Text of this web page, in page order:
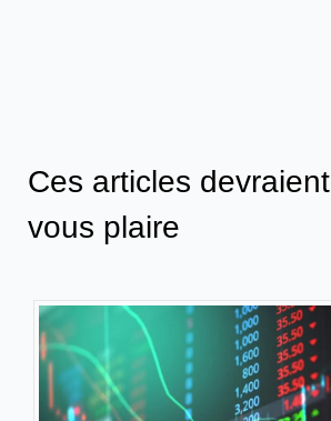
Ces articles devraient
vous plaire